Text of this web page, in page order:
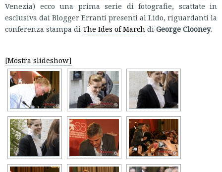
Venezia) ecco una prima serie di fotografie, scattate in
esclusiva dai Blogger Erranti presenti al Lido, riguardanti la
conferenza stampa di The Ides of March di George Clooney.
[Mostra slideshow]